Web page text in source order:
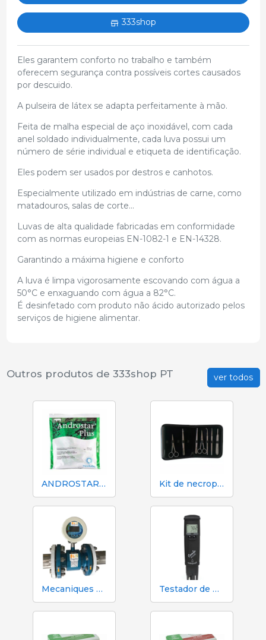
333shop
Eles garantem conforto no trabalho e também
oferecem segurança contra possíveis cortes causados
por descuido.
A pulseira de látex se adapta perfeitamente à mão.
Feita de malha especial de aço inoxidável, com cada
anel soldado individualmente, cada luva possui um
número de série individual e etiqueta de identificação.
Eles podem ser usados por destros e canhotos.
Especialmente utilizado em indústrias de carne, como
matadouros, salas de corte...
Luvas de alta qualidade fabricadas em conformidade
com as normas europeias EN-1082-1 e EN-14328.
Garantindo a máxima higiene e conforto
A luva é limpa vigorosamente escovando com água a
50°C e enxaguando com água a 82°C.
É desinfetado com produto não ácido autorizado pelos
serviços de higiene alimentar.
ver todos
Outros produtos de 333shop PT
ANDROSTAR PLUS 47 g / 100 L - Diluente de sêmen de longa duração Kit de necropsia e dissecção 333 - 7 instrumentos
Mecaniques Segalés DN150 Contador de Volume e Nitrogênio Testador de pH, EC, TDS e temperatura Hanna HI98130